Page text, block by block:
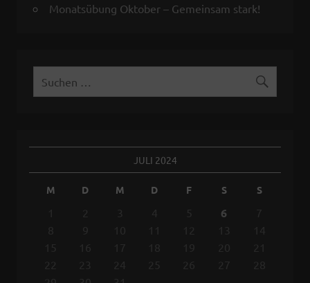
Monatsübung Oktober – Gemeinsam stark!
JULI 2024
M D M D F S S
6